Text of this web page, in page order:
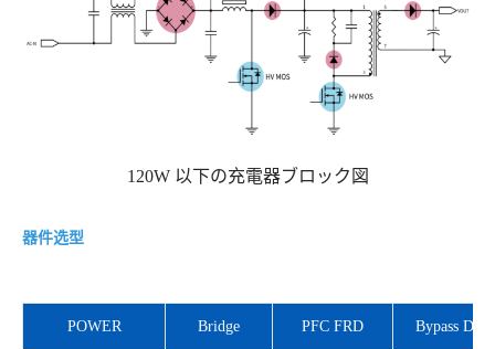
120W 以下の充電器ブロック図
器件选型
POWER Bridge PFC FRD Bypass